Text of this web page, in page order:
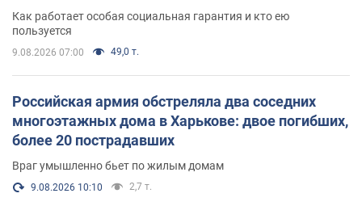
поселился
Как работает особая социальная гарантия и кто ею
пользуется
9.08.2026 07:00 49,0 т.
Российская армия обстреляла два соседних
многоэтажных дома в Харькове: двое погибших,
более 20 пострадавших
Враг умышленно бьет по жилым домам
9.08.2026 10:10 2,7 т.